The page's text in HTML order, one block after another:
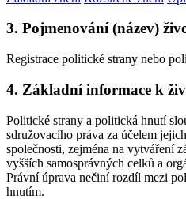
3. Pojmenování (název)
Registrace politické strany nebo
4. Základní informace k
Politické strany a politická hnutí
sdružovacího práva za účelem
společnosti, zejména na vytváření
vyšších samosprávných celků a
Právní úprava nečiní rozdíl mezi
hnutím.